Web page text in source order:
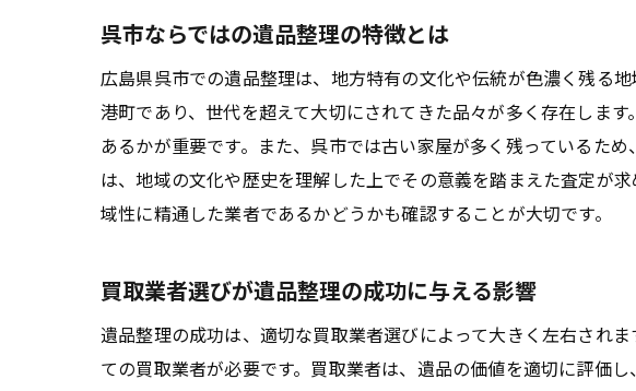
口コミや
呉市での
感情的負
実際の体
遺品整理で高額
品物の状
買取業者
呉市ならではの遺品整理の特徴とは
広島県呉市での遺品整理は、地方特有の文化や伝統が色濃く残る
港町であり、世代を超えて大切にされてきた品々が多く存在しま
あるかが重要です。また、呉市では古い家屋が多く残っているた
は、地域の文化や歴史を理解した上でその意義を踏まえた査定が
域性に精通した業者であるかどうかも確認することが大切です。
買取業者選びが遺品整理の成功に与える影響
遺品整理の成功は、適切な買取業者選びによって大きく左右され
ての買取業者が必要です。買取業者は、遺品の価値を適切に評価